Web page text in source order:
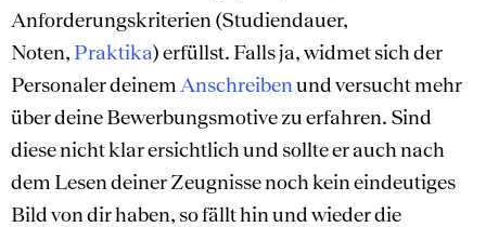
Anforderungskriterien (Studiendauer,
Noten, Praktika) erfüllst. Falls ja, widmet sich der
Personaler deinem Anschreibenund versucht mehr
über deine Bewerbungsmotive zu erfahren. Sind
diese nicht klar ersichtlich und sollte er auch nach
dem Lesen deiner Zeugnisse noch kein eindeutiges
Bild von dir haben, so fällt hin und wieder die